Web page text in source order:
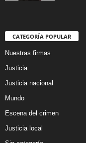
CATEGORÍA POPULAR
Nuestras firmas
Justicia
Justicia nacional
Mundo
Escena del crimen
Justicia local